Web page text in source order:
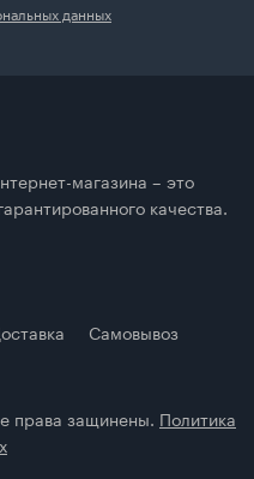
данных
магазина – это
качества.
Самовывоз
права защинены. Политика